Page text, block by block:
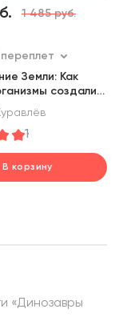
1 485 руб.
Земли: Как
создали
1
В корзину
«Динозавры